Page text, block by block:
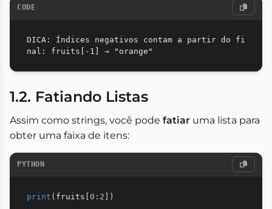
CODE
DICA: Índices negativos contam a partir do fi
1.2. Fatiando Listas
Assim como strings, você pode fatiar uma lista para
obter uma faixa de itens:
PYTHON
print ( fruits 0 : 2 )